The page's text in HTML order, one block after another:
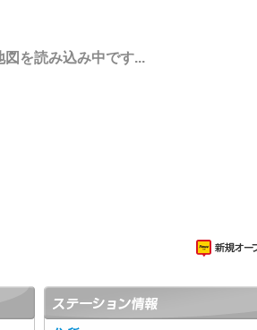
図を読み込み中です...